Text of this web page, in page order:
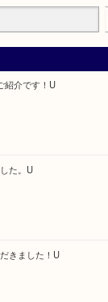
してよかったと